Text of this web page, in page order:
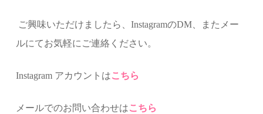
ご興味いただけましたら、InstagramのDM、またメー
ルにてお気軽にご連絡ください。
Instagram アカウントはこちら
メールでのお問い合わせはこちら